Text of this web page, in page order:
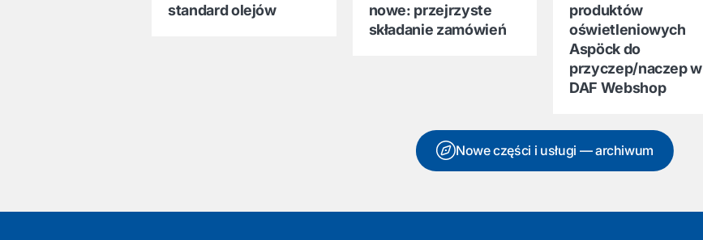
standard olejów
nowe: przejrzyste
składanie zamówień
produktów
oświetleniowych
Aspöck do
przyczep/naczep w
DAF Webshop
Nowe części i usługi — archiwum